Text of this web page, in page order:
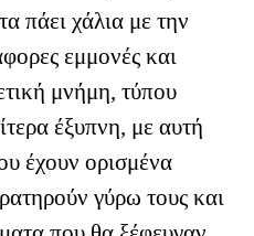
πάει χάλια με την
εμμονές και
μνήμη, τύπου
έξυπνη, με αυτή
έχουν ορισμένα
γύρω τους και